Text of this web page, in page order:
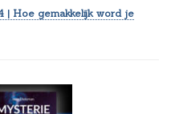
| Hoe gemakkelijk word je